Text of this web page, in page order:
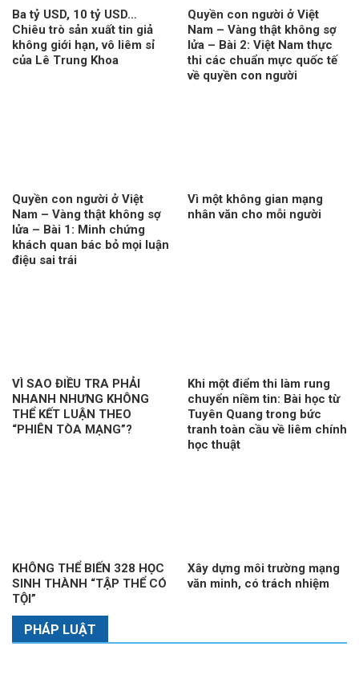
Ba tỷ USD, 10 tỷ USD…
Chiêu trò sản xuất tin giả
không giới hạn, vô liêm sỉ
của Lê Trung Khoa
Quyền con người ở Việt
Nam – Vàng thật không sợ
lửa – Bài 2: Việt Nam thực
thi các chuẩn mực quốc tế
về quyền con người
Quyền con người ở Việt
Nam – Vàng thật không sợ
lửa – Bài 1: Minh chứng
khách quan bác bỏ mọi luận
điệu sai trái
Vì một không gian mạng
nhân văn cho mỗi người
VÌ SAO ĐIỀU TRA PHẢI
NHANH NHƯNG KHÔNG
THỂ KẾT LUẬN THEO
“PHIÊN TÒA MẠNG”?
Khi một điểm thi làm rung
chuyển niềm tin: Bài học từ
Tuyên Quang trong bức
tranh toàn cầu về liêm chính
học thuật
KHÔNG THỂ BIẾN 328 HỌC
SINH THÀNH “TẬP THỂ CÓ
TỘI”
Xây dựng môi trường mạng
văn minh, có trách nhiệm
PHÁP LUẬT